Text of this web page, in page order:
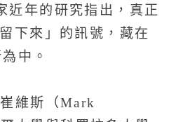
近年的研究指出，真正
下來」的訊號，藏在
中。
維斯（Mark